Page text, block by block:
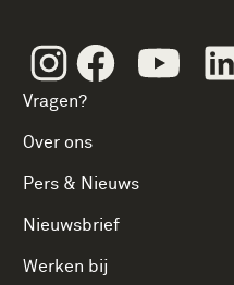
InstagramFacebook
Vragen?
Over ons
Pers & Nieuws
Nieuwsbrief
Werken bij